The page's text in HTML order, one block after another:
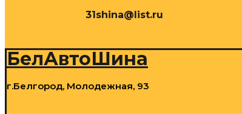
31shina@list.ru
БелАвтоШина
г.Белгород, Молодежная, 93